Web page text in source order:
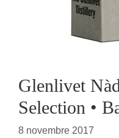
Glenlivet
Selection •
8 novembre 2017